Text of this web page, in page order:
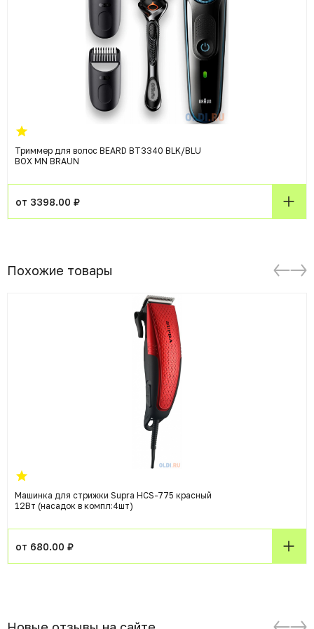
Триммер для волос BEARD BT3340 BLK/BLU
BOX MN BRAUN
от 3398.00 ₽
Похожие товары
Машинка для стрижки Supra HCS-775 красный
12Вт (насадок в компл:4шт)
от 680.00 ₽